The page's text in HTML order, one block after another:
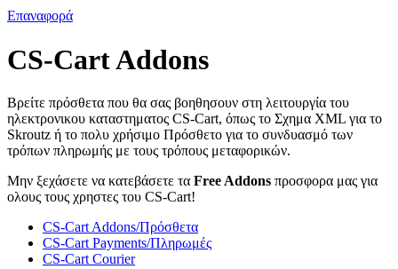
Επαναφορά
CS-Cart Addons
Βρείτε πρόσθετα που θα σας βοηθησουν στη λειτουργία του
ηλεκτρονικου καταστηματος CS-Cart, όπως το Σχημα XML για το
Skroutz ή το πολυ χρήσιμο Πρόσθετο για το συνδυασμό των
τρόπων πληρωμής με τους τρόπους μεταφορικών.
Μην ξεχάσετε να κατεβάσετε τα Free Addons προσφορα μας για
ολους τους χρηστες του CS-Cart!
CS-Cart Addons/Πρόσθετα
CS-Cart Payments/Πληρωμές
CS-Cart Courier